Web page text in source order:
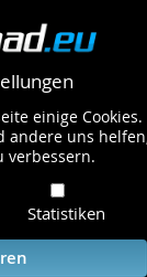
einige Cookies.
andere uns
verbessern.
Statistiken
zu
gestellten